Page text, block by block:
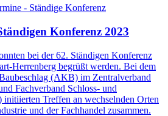
- Ständige Konferenz
Konferenz 2023
bei der 62. Ständigen Konferenz
Herrenberg begrüßt werden. Bei dem
(AKB) im Zentralverband
Fachverband Schloss- und
Treffen an wechselnden Orten
und der Fachhandel zusammen.